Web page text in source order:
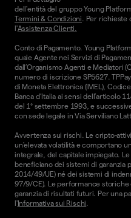
dell'entità del gruppo Young
Termini & Condizioni. Per richieste
l'Assistenza Clienti.
Conto di Pagamento. Young
quale Agente nei Servizi di
dall’Organismo Agenti e Mediatori
numero di iscrizione SP5627.
di Moneta Elettronica (IMEL),
Banca d’Italia ai sensi dell’articolo
del 1° settembre 1993, e
con sede legale in Via Serviliano
Avvertenza sui rischi. Le cripto-
un'elevata volatilità e comportano
integrale, del capitale impiegato.
beneficiano dei sistemi di garanzia
2014/49/UE) né dei sistemi di
97/9/CE). Le performance
garanzia di risultati futuri. Per una
l'Informativa sui Rischi.